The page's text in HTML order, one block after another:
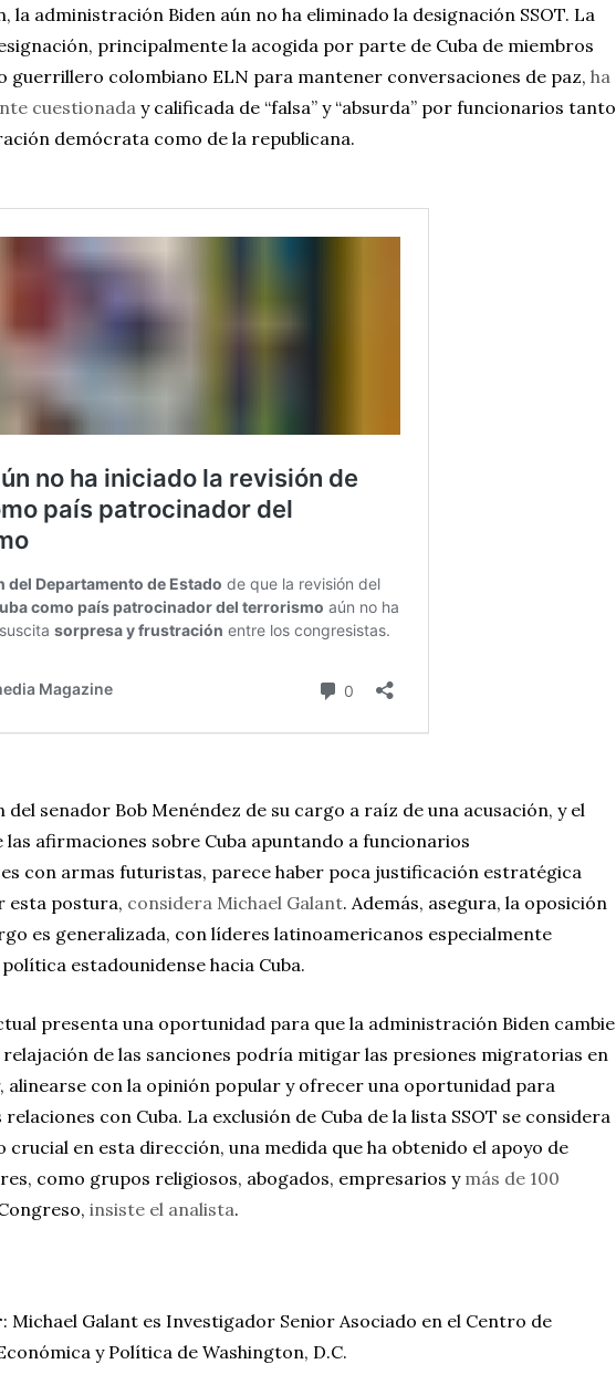
la administración Biden aún no ha eliminado la designación SSOT. La
principalmente la acogida por parte de Cuba de miembros
guerrillero colombiano ELN para mantener conversaciones de paz, ha
cuestionada y calificada de “falsa” y “absurda” por funcionarios tanto
demócrata como de la republicana.
del senador Bob Menéndez de su cargo a raíz de una acusación, y el
las afirmaciones sobre Cuba apuntando a funcionarios
con armas futuristas, parece haber poca justificación estratégica
esta postura, considera Michael Galant. Además, asegura, la oposición
es generalizada, con líderes latinoamericanos especialmente
estadounidense hacia Cuba.
presenta una oportunidad para que la administración Biden cambie
relajación de las sanciones podría mitigar las presiones migratorias en
alinearse con la opinión popular y ofrecer una oportunidad para
con Cuba. La exclusión de Cuba de la lista SSOT se considera
crucial en esta dirección, una medida que ha obtenido el apoyo de
como grupos religiosos, abogados, empresarios y más de 100
insiste el analista.
: Michael Galant es Investigador Senior Asociado en el Centro de
y Política de Washington, D.C.